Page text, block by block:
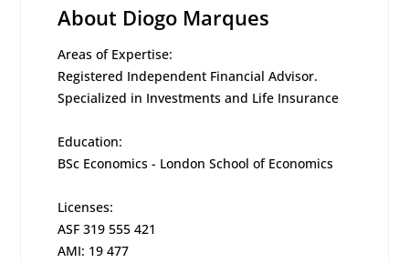
About Diogo Marques
Areas of Expertise:
Registered Independent Financial Advisor.
Specialized in Investments and Life Insurance
Education:
BSc Economics - London School of Economics
Licenses:
ASF 319 555 421
AMI: 19 477